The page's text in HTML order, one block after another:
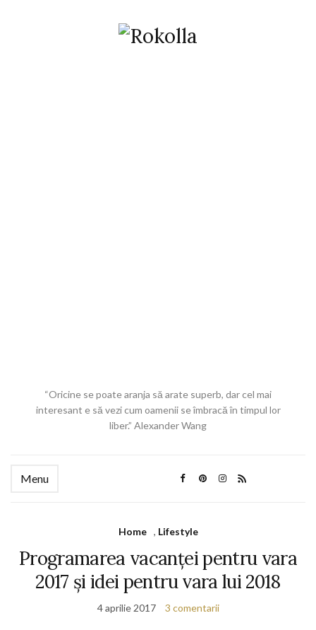
“Oricine se poate aranja să arate superb, dar cel mai
interesant e să vezi cum oamenii se îmbracă în timpul lor
liber.” Alexander Wang
Menu
Home , Lifestyle
Programarea vacanței pentru vara
2017 și idei pentru vara lui 2018
4 aprilie 2017 3 comentarii